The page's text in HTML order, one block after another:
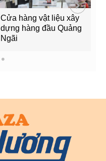
Cửa hàng vật liệu xây
dựng hàng đầu Quảng
Ngãi
3